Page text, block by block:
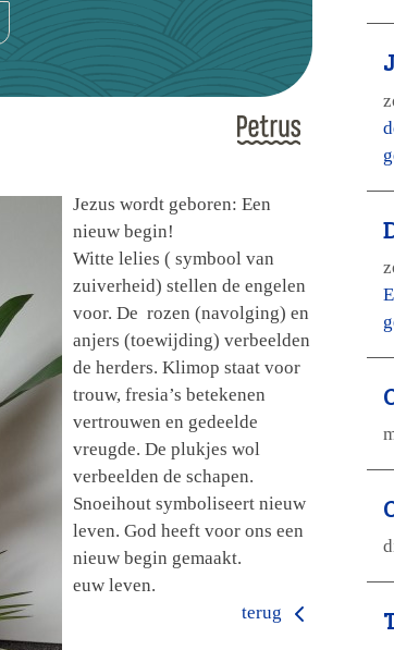
Jezus wordt geboren: Een
nieuw begin!
Witte lelies ( symbool van
zuiverheid) stellen de engelen
voor. De rozen (navolging) en
anjers (toewijding) verbeelden
de herders. Klimop staat voor
trouw, fresia’s betekenen
vertrouwen en gedeelde
vreugde. De plukjes wol
verbeelden de schapen.
Snoeihout symboliseert nieuw
leven. God heeft voor ons een
nieuw begin gemaakt.
euw leven.
terug